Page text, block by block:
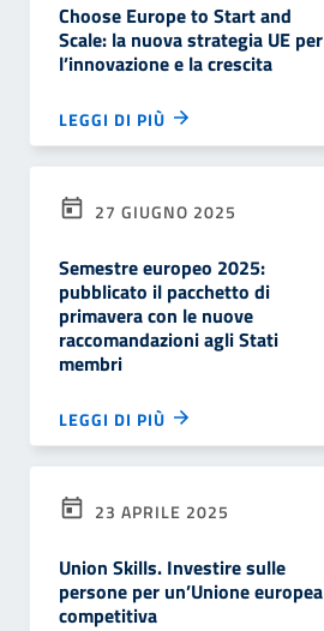
Choose Europe to Start and
Scale: la nuova strategia UE per
l’innovazione e la crescita
LEGGI DI PIÙ
27 GIUGNO 2025
Semestre europeo 2025:
pubblicato il pacchetto di
primavera con le nuove
raccomandazioni agli Stati
membri
LEGGI DI PIÙ
23 APRILE 2025
Union Skills. Investire sulle
persone per un’Unione europea
competitiva